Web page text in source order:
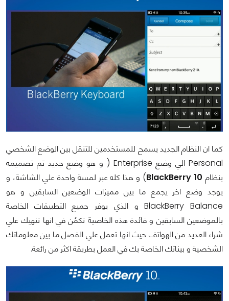
كما ان النظام الجديد يسمح للمستخدمين للتنقل بين الوضع الشخصي
Personalالي وضع Enterprise ( و هو وضع جديد تم تصميمه
بنظام BlackBerry 10) و هذا كله عبر لمسة واحدة علي الشاشة، و
يوجد وضع اخر يجمع ما بين مميزات الوضعين السابقين و هو
BlackBerry Balanceو الذي يوفر جميع التطبيقات الخاصة
بالموضعين السابقين و فائدة هذه الخاصية تكمُن في انها تنهيك علي
شراء العديد من الهواتف حيث انها تعمل علي الفصل ما بين معلوماتك
الشخصية و بيناتك الخاصة بك في العمل بطريقة اكثر من رائعة.